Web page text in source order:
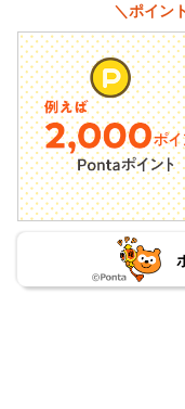
＼ポイン